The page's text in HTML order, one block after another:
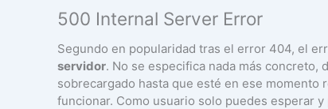
500 Internal Server Error
Segundo en popularidad tras el error 404, el
servidor. No se especifica nada más
sobrecargado hasta que esté en ese momento
funcionar. Como usuario solo puedes esperar